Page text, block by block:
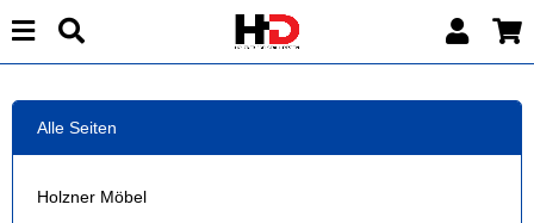
Alle Seiten
Holzner Möbel